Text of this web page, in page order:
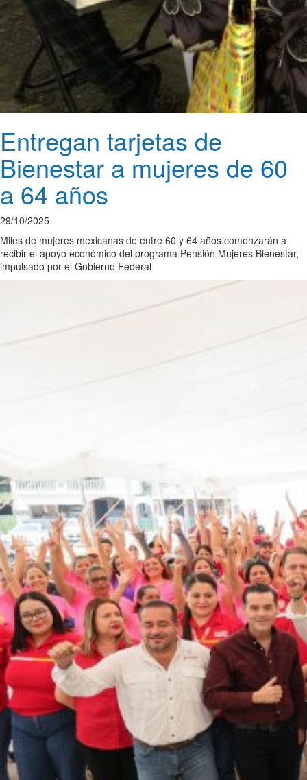
Entregan tarjetas de
Bienestar a mujeres de 60
a 64 años
29/10/2025
Miles de mujeres mexicanas de entre 60 y 64 años comenzarán a
recibir el apoyo económico del programa Pensión Mujeres Bienestar,
impulsado por el Gobierno Federal